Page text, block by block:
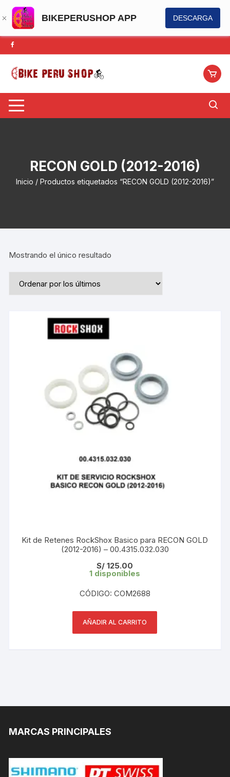
BIKEPERUSHOP APP DESCARGA
Saltar
al
contenido
RECON GOLD (2012-2016)
Inicio / Productos etiquetados “RECON GOLD (2012-2016)”
Mostrando el único resultado
Kit de Retenes RockShox Basico para RECON GOLD
(2012-2016) – 00.4315.032.030
S/ 125.00
1 disponibles
CÓDIGO: COM2688
AÑADIR AL CARRITO
MARCAS PRINCIPALES